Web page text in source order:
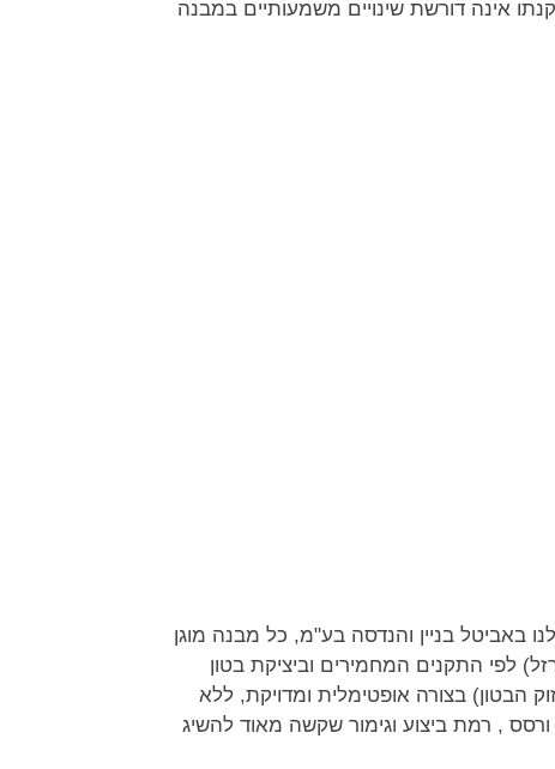
אינה דורשת שינויים משמעותיים במבנה
באביטל בניין והנדסה בע"מ, כל מבנה מוגן
לפי התקנים המחמירים וביציקת בטון
(חיזוק הבטון) בצורה אופטימלית ומדויקת, ללא
, רמת ביצוע וגימור שקשה מאוד להשיג